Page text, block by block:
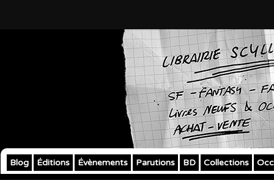
Blog Éditions Évènements Parutions BD Collections